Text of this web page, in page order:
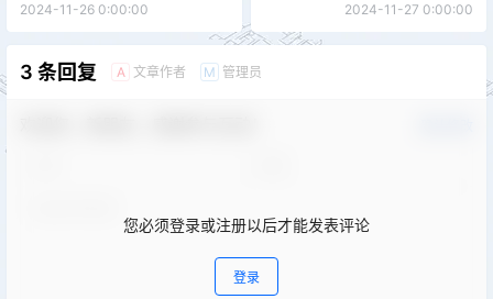
2024-11-26 0:00:00 2024-11-27 0:00:00
3 条回复 A 文章作者 M 管理员
您必须登录或注册以后才能发表评论
登录